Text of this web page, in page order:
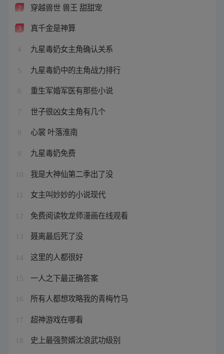
2 穿越兽世 兽王 甜甜宠
3 真千金是神算
4 九星毒奶女主角确认关系
5 九星毒奶中的主角战力排行
6 重生军婚军医有那些小说
7 世子很凶女主角有几个
8 心裳 叶落淮南
9 九星毒奶免费
10 我是大神仙第二季出了没
女主叫妙妙的小说现代
12 免费阅读牧龙师漫画在线观看
13 聂离最后死了没
14 这里的人都很好
15 一人之下最正确答案
16 所有人都想攻略我的青梅竹马
17 超神游戏在哪看
18 史上最强赘婿沈浪武功级别